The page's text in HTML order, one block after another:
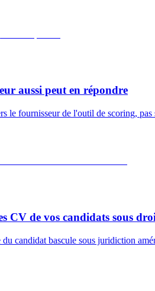
aussi peut en répondre
le fournisseur de l'outil de scoring,
CV de vos candidats sous
candidat bascule sous juridiction